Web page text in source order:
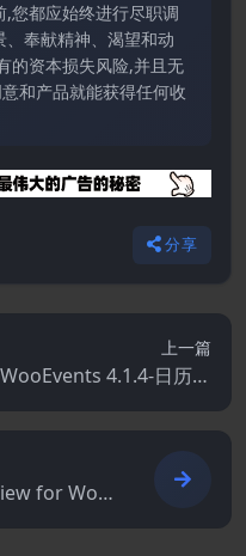
您都应始终进行尽职调
奉献精神、渴望和动
的资本损失风险,并且无
和产品就能获得任何收
分享
上一篇
4.1.4-日历和
活动预订
for Woo